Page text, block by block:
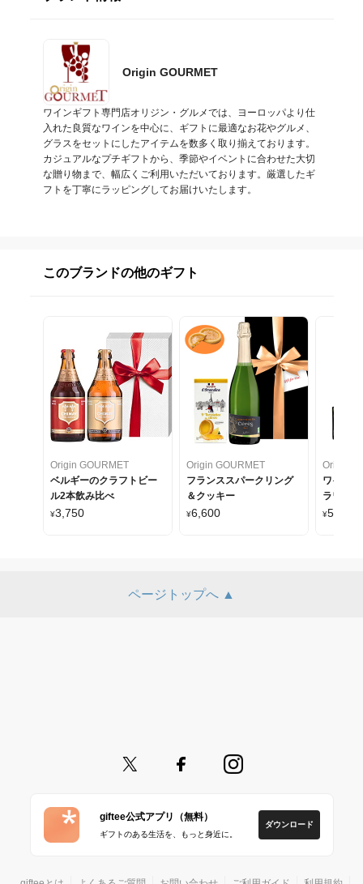
Origin GOURMET
ワインギフト専門店オリジン・グルメでは、ヨーロッパより仕
入れた良質なワインを中心に、ギフトに最適なお花やグルメ、
グラスをセットにしたアイテムを数多く取り揃えております。
カジュアルなプチギフトから、季節やイベントに合わせた大切
な贈り物まで、幅広くご利用いただいております。厳選したギ
フトを丁寧にラッピングしてお届けいたします。
このブランドの他のギフト
Origin GOURMET
ベルギーのクラフトビー
ル2本飲み比べ
¥3,750
Origin GOURMET
フランススパークリング
＆クッキー
¥6,600
Origin
ワイン
ラワー
¥5,970
ページトップへ ▲
giftee公式アプリ（無料）
ギフトのある生活を、もっと身近に。
ダウンロード